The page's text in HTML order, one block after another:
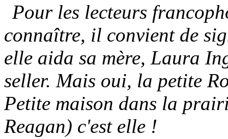
Pour les lecteurs
connaître, il convient de
elle aida sa mère, Laura
seller. Mais oui, la petite
Petite maison dans la
Reagan) c'est elle !